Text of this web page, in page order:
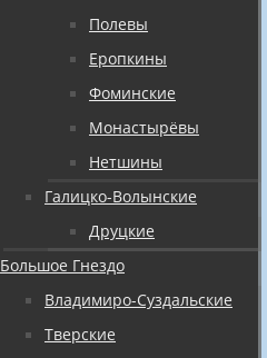
Полевы
Еропкины
Фоминские
Монастырёвы
Нетшины
Галицко-Волынские
Друцкие
Большое Гнездо
Владимиро-Суздальские
Тверские